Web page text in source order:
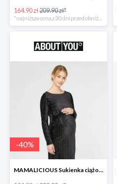
164.90 zł209.90 zł*
-40%
MAMALICIOUS Sukienka ciążowa -40%